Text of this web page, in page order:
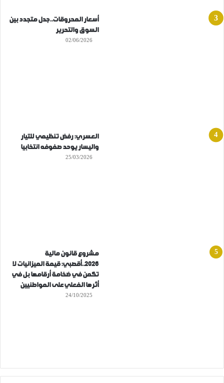
أسعار المحروقات..جدل متجدد بين
السوق والتحرير
02/06/2026
العسري: رفض تنظيمي للتيار
واليسار يوحد صفوفه انتخابيا
25/03/2026
مشروع قانون مالية
2026..أقصبي: قيمة الميزانيات لا
تكمن في ضخامة أرقامها بل في
أثرها الفعلي على المواطنيين
24/10/2025